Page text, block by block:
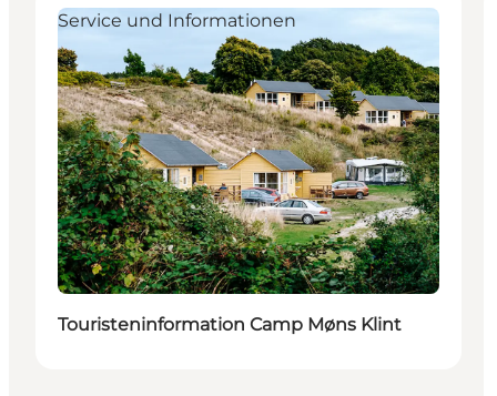
Service und Informationen
Touristeninformation Camp Møns Klint